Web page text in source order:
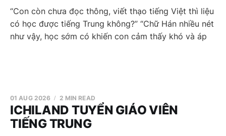
“Con còn chưa đọc thông, viết thạo tiếng Việt thì liệu
có học được tiếng Trung không?” “Chữ Hán nhiều nét
như vậy, học sớm có khiến con cảm thấy khó và áp
ICHILAND TUYỂN GIÁO VIÊN
TIẾNG TRUNG
01 AUG 2026 2 MIN READ